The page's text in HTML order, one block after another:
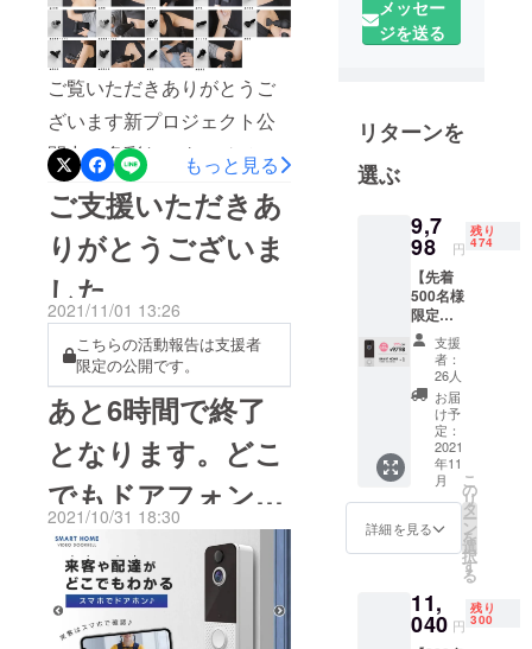
ご覧いただきありがとうご
ざいます新プロジェクト公
開中！多彩なアタッチメン
トはなんと１４種類！これ
が本当の振動。【ZALAXY
LOOSEN GUN オルター】
珍しい”進化型”だからこそ実
現できる全身セルフケア！
【LOOSEN GUN -Alter-】の
特徴&lt;4段階のパワー調節
機能&gt;その日の身体の状態
や気分に合わせて、4段階の
パワー調節が可能！さら
に、押し当てる強さで振動
をコントロールすることが
できます。&lt;14種類の豊富
なアタッチメント&gt;各部位
もっと見る
ご支援いただきあ
りがとうございま
した
2021/11/01 13:26
こちらの活動報告は支援者
限定の公開です。
あと6時間で終了
となります。どこ
でもドアフォン
ご支援お願い申し
上げます
2021/10/31 18:30
雑貨販売を
開始
グ店出店
2020年8月：
意匠、実用
新案の取得
可能な商品
開発及び販
売を目指す
2020年11
月：クラウ
ディング部
署の立ち上
メッセー
ジを送る
リターンを
選ぶ
9,7
98 円
残り
474
【先着
500名様
限定早
割】
『約
29％オ
フ』ス
マホで
ドアホ
ン♪×1 ■
先着500
名様 ■
スマホ
でドア
ホン
FIRE限
定特別
価格(早
支援
者：
26人
お届
け予
定：
2021
年11
月
詳細を見る
こ
の
リ
タ
ー
ン
を
選
択
す
る
11,
040 円
残り
300